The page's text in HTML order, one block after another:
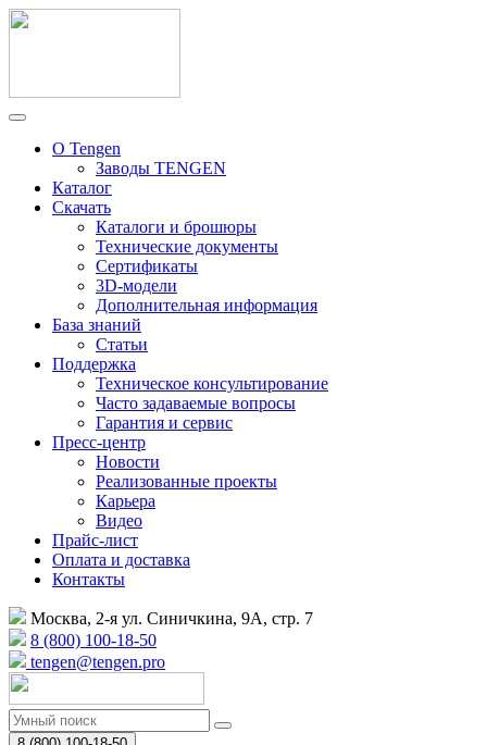
О Tengen
Заводы TENGEN
Каталог
Скачать
Каталоги и брошюры
Технические документы
Сертификаты
3D-модели
Дополнительная информация
База знаний
Статьи
Поддержка
Техническое консультирование
Часто задаваемые вопросы
Гарантия и сервис
Пресс-центр
Новости
Реализованные проекты
Карьера
Видео
Прайс-лист
Оплата и доставка
Контакты
Москва, 2-я ул. Синичкина, 9А, стр. 7
8 (800) 100-18-50
tengen@tengen.pro